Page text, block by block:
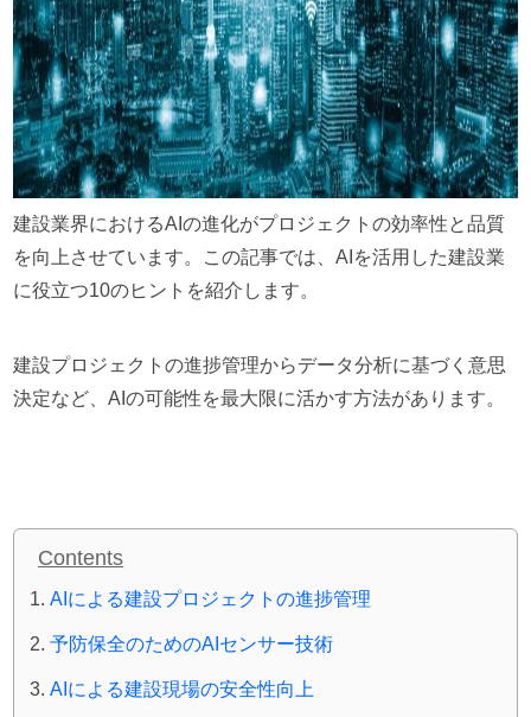
建設業界におけるAIの進化がプロジェクトの効率性と品質
を向上させています。この記事では、AIを活用した建設業
に役立つ10のヒントを紹介します。
建設プロジェクトの進捗管理からデータ分析に基づく意思
決定など、AIの可能性を最大限に活かす方法があります。
Contents
AIによる建設プロジェクトの進捗管理
予防保全のためのAIセンサー技術
AIによる建設現場の安全性向上